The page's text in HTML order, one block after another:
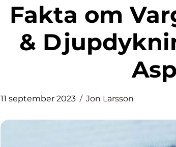
Fakta om Vargar: En Översikt
&
11 september 2023 Jon Larsson